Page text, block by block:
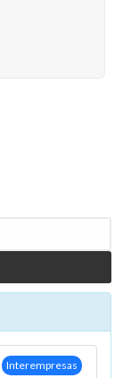
Interempresas